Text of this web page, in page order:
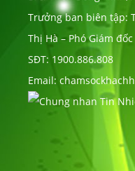
Trưởng ban biên tập:
Thị Hà – Phó Giám
SĐT: 1900.886.808
Email: